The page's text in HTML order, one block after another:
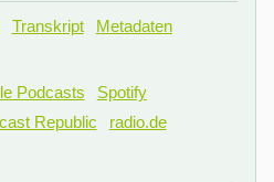
Transkript
Metadaten
Podcasts
Spotify
Republic
radio.de